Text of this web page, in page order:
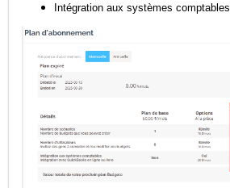
Intégration aux systèmes comptables